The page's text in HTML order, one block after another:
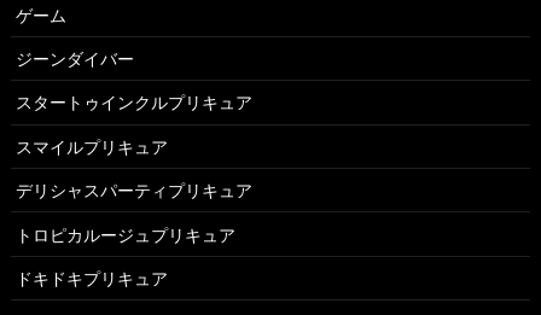
ゲーム
ジーンダイバー
スタートゥインクルプリキュア
スマイルプリキュア
デリシャスパーティプリキュア
トロピカルージュプリキュア
ドキドキプリキュア